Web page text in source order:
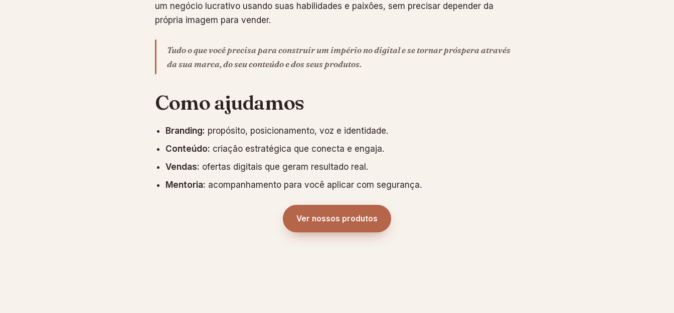
um negócio lucrativo usando suas habilidades e paixões, sem precisar depender da
própria imagem para vender.
Tudo o que você precisa para construir um império no digital e se tornar próspera através
da sua marca, do seu conteúdo e dos seus produtos.
Como ajudamos
Branding: propósito, posicionamento, voz e identidade.
Conteúdo: criação estratégica que conecta e engaja.
Vendas: ofertas digitais que geram resultado real.
Mentoria: acompanhamento para você aplicar com segurança.
Ver nossos produtos